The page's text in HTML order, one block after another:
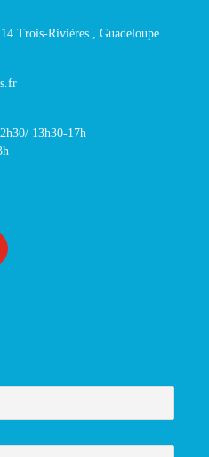
Trois-Rivières , Guadeloupe
13h30-17h